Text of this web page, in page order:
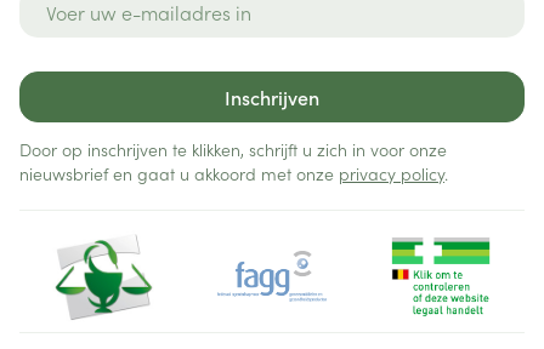
Inschrijven
Door op inschrijven te klikken, schrijft u zich in voor onze
nieuwsbrief en gaat u akkoord met onze privacy policy.